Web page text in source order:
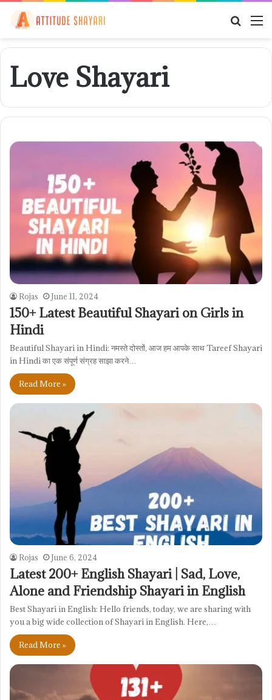
Love Shayari
Rojas June 11, 2024
150+ Latest Beautiful Shayari on Girls in
Hindi
Beautiful Shayari in Hindi: नमस्ते दोस्तों, आज हम आपके साथ Tareef Shayari
in Hindi का एक संपूर्ण संग्रह साझा करने…
Read More »
Rojas June 6, 2024
Latest 200+ English Shayari | Sad, Love,
Alone and Friendship Shayari in English
Best Shayari in English: Hello friends, today, we are sharing with
you a big wide collection of Shayari in English. Here,…
Read More »